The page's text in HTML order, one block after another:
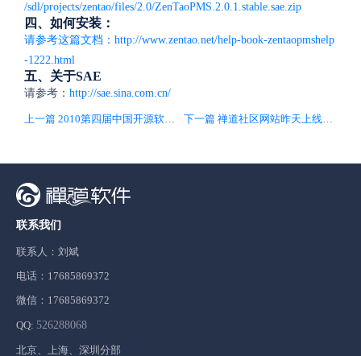
/sdl/projects/zentao/files/2.0/ZenTaoPMS.2.0.1.stable.sae.zip
四、如何安装：
请参考这篇文档：http://www.zentao.net/help-book-zentaopmshelp
-1222.html
五、关于SAE
请参考： http://sae.sina.com.cn/
上一篇 2010第四届中国开源软件竞赛结果揭晓，禅道开源项目管理软件荣获银奖 下一篇 禅道社区网站昨天上线1.0版本
联系我们
联系人：刘斌
电话：17685869372
微信：17685869372
QQ: 526288068
北京、上海、深圳分部